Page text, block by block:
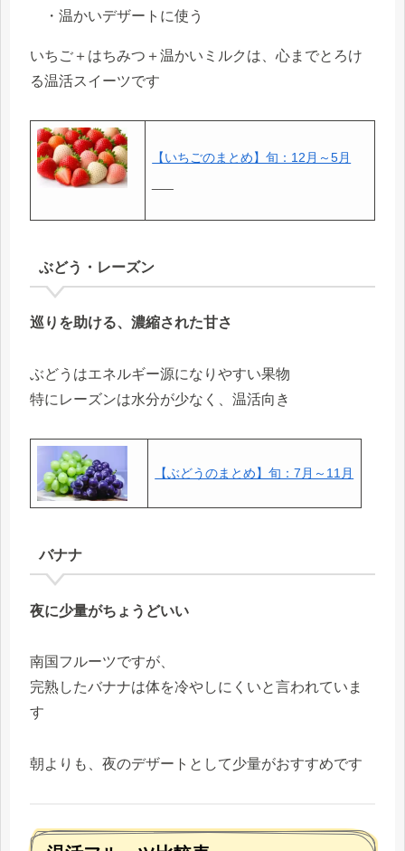
・温かいデザートに使う
いちご＋はちみつ＋温かいミルクは、心までとろけ
る温活スイーツです
【いちごのまとめ】旬：12月～5月
ぶどう・レーズン
巡りを助ける、濃縮された甘さ
ぶどうはエネルギー源になりやすい果物
特にレーズンは水分が少なく、温活向き
【ぶどうのまとめ】旬：7月～11月
バナナ
夜に少量がちょうどいい
南国フルーツですが、
完熟したバナナは体を冷やしにくいと言われていま
す
朝よりも、夜のデザートとして少量がおすすめです